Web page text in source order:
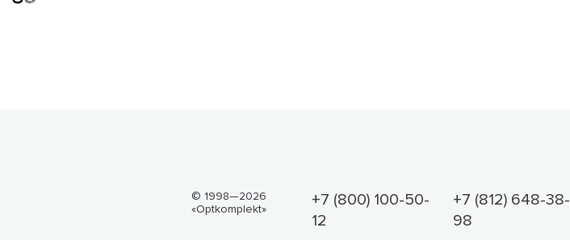
© 1998—2026
«Optkomplekt»
+7 (800) 100-50-
12
+7 (812) 648-38-
98